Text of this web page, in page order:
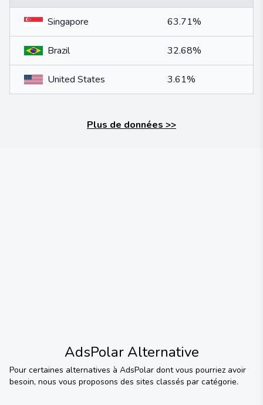
Singapore 63.71%
Brazil 32.68%
United States 3.61%
Plus de données >>
AdsPolar Alternative
Pour certaines alternatives à AdsPolar dont vous pourriez avoir
besoin, nous vous proposons des sites classés par catégorie.